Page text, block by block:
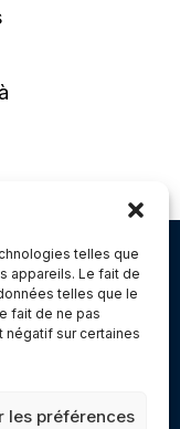
telles que
appareils. Le fait de
telles que le
fait de ne pas
négatif sur certaines
les préférences